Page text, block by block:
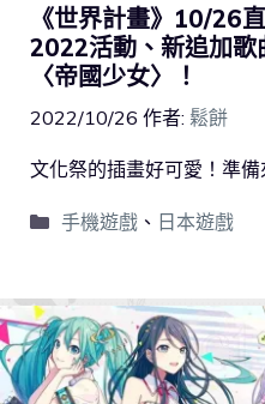
《世界計畫》10/26
2022活動、新追加歌
〈帝國少女〉！
2022/10/26 作者: 鬆餅
文化祭的插畫好可愛！準備
手機遊戲、 日本遊戲